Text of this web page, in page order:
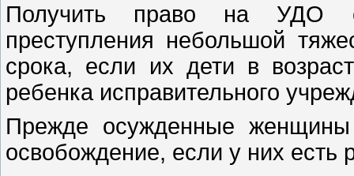
Получить право на УДО
преступления небольшой
срока, если их дети в
ребенка исправительного
Прежде осужденные
освобождение, если у них есть